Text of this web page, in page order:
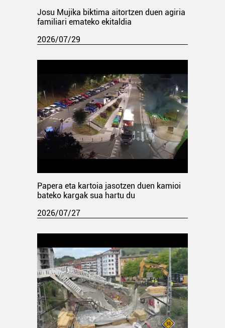
Josu Mujika biktima aitortzen duen agiria
familiari emateko ekitaldia
2026/07/29
Papera eta kartoia jasotzen duen kamioi
bateko kargak sua hartu du
2026/07/27